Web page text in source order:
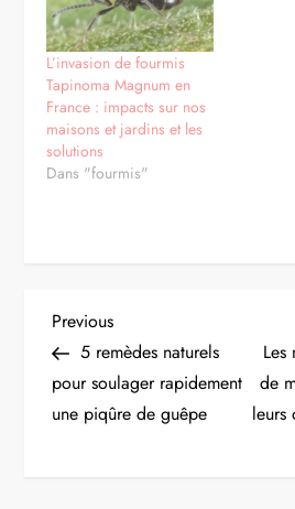
L’invasion de fourmis
Tapinoma Magnum en
France : impacts sur nos
maisons et jardins et les
solutions
Dans "fourmis"
N
a
v
Previous
Post
Previous
5 remèdes naturels
pour soulager rapidement
une piqûre de guêpe
Les
de
leurs